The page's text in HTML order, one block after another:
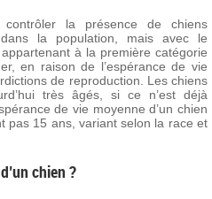
la présence de chiens
dans la population, mais avec le
à la première catégorie
en raison de l’espérance de vie
de reproduction. Les chiens
très âgés, si ce n’est déjà
de vie moyenne d’un chien
pas 15 ans, variant selon la race et
chien ?